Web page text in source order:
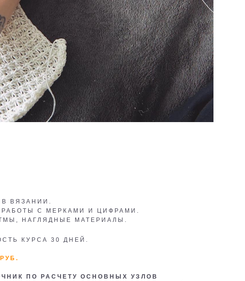
В ВЯЗАНИИ.
С МЕРКАМИ И ЦИФРАМИ.
НАГЛЯДНЫЕ МАТЕРИАЛЫ.
КУРСА 30 ДНЕЙ.
ПО РАСЧЕТУ ОСНОВНЫХ УЗЛОВ